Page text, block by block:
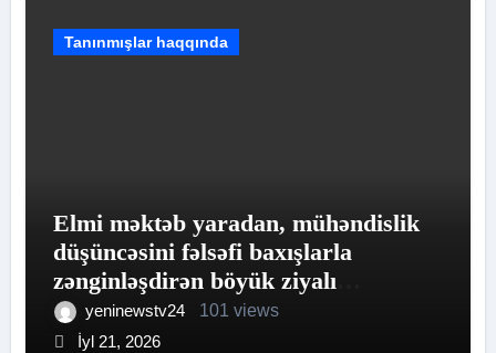
Tanınmışlar haqqında
Elmi məktəb yaradan, mühəndislik
düşüncəsini fəlsəfi baxışlarla
zənginləşdirən böyük ziyalı
Akademik Əhəd Xanəhməd oğlu
Canəhmədov
yeninewstv24
101 views
İyl 21, 2026